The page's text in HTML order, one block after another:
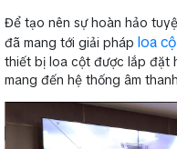
Để tạo nên sự hoàn hảo
đã mang tới giải pháp loa
thiết bị loa cột được lắp đặt
mang đến hệ thống âm